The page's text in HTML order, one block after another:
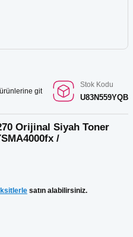
git
Stok Kodu
U83N559YQB
Orijinal Siyah Toner
/
satın alabilirsiniz.